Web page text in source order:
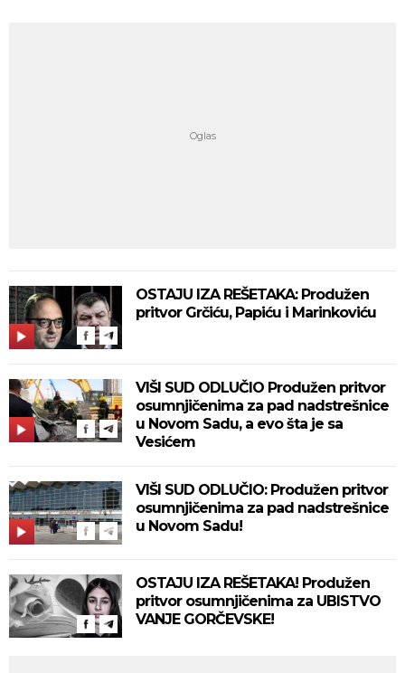
OSTAJU IZA REŠETAKA: Produžen
pritvor Grčiću, Papiću i Marinkoviću
VIŠI SUD ODLUČIO Produžen pritvor
osumnjičenima za pad nadstrešnice
u Novom Sadu, a evo šta je sa
Vesićem
VIŠI SUD ODLUČIO: Produžen pritvor
osumnjičenima za pad nadstrešnice
u Novom Sadu!
OSTAJU IZA REŠETAKA! Produžen
pritvor osumnjičenima za UBISTVO
VANJE GORČEVSKE!